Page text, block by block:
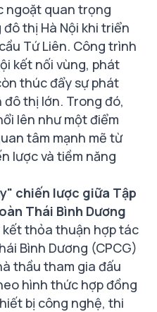
ngoặt quan trọng
thị Hà Nội khi triển
Tứ Liên. Công trình
kết nối vùng, phát
thúc đẩy sự phát
thị lớn. Trong đó,
lên như một điểm
tâm mạnh mẽ từ
lược và tiềm năng
chiến lược giữa Tập
Thái Bình Dương
kết thỏa thuận hợp tác
Bình Dương (CPCG)
thầu tham gia đấu
hình thức hợp đồng
bị công nghệ, thi